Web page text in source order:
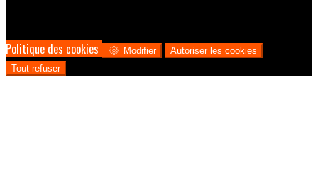
Politique des cookies
Modifier
Autoriser les cookies
Tout refuser